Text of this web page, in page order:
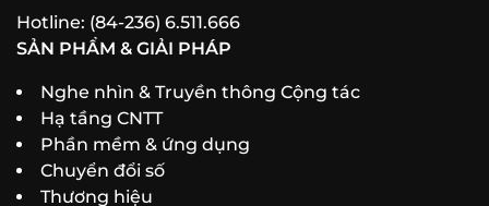
Hotline: (84-236) 6.511.666
SẢN PHẨM & GIẢI PHÁP
Nghe nhìn & Truyền thông Cộng tác
Hạ tầng CNTT
Phần mềm & ứng dụng
Chuyển đổi số
Thương hiệu